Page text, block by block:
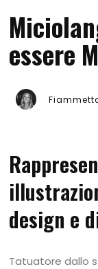
essere
design e
Tatuatore dallo